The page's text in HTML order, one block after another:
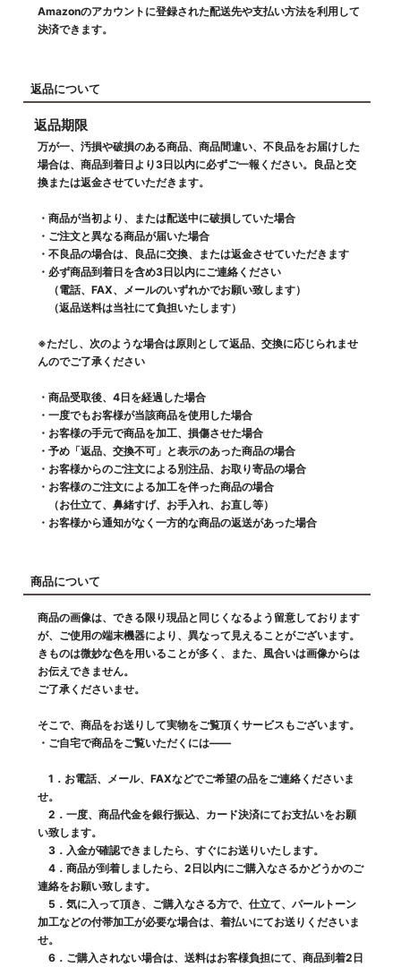
Amazonのアカウントに登録された配送先や支払い方法を利用して
決済できます。
返品について
返品期限
万が一、汚損や破損のある商品、商品間違い、不良品をお届けした
場合は、商品到着日より3日以内に必ずご一報ください。良品と交
換または返金させていただきます。
・商品が当初より、または配送中に破損していた場合
・ご注文と異なる商品が届いた場合
・不良品の場合は、良品に交換、または返金させていただきます
・必ず商品到着日を含め3日以内にご連絡ください
（電話、FAX、メールのいずれかでお願い致します）
（返品送料は当社にて負担いたします）
※ただし、次のような場合は原則として返品、交換に応じられませ
んのでご了承ください
・商品受取後、4日を経過した場合
・一度でもお客様が当該商品を使用した場合
・お客様の手元で商品を加工、損傷させた場合
・予め「返品、交換不可」と表示のあった商品の場合
・お客様からのご注文による別注品、お取り寄品の場合
・お客様のご注文による加工を伴った商品の場合
（お仕立て、鼻緒すげ、お手入れ、お直し等）
・お客様から通知がなく一方的な商品の返送があった場合
商品について
商品の画像は、できる限り現品と同じくなるよう留意しております
が、ご使用の端末機器により、異なって見えることがございます。
きものは微妙な色を用いることが多く、また、風合いは画像からは
お伝えできません。
ご了承くださいませ。
そこで、商品をお送りして実物をご覧頂くサービスもございます。
・ご自宅で商品をご覧いただくには――
1．お電話、メール、FAXなどでご希望の品をご連絡くださいま
せ。
2．一度、商品代金を銀行振込、カード決済にてお支払いをお願
い致します。
3．入金が確認できましたら、すぐにお送りいたします。
4．商品が到着しましたら、2日以内にご購入なさるかどうかのご
連絡をお願い致します。
5．気に入って頂き、ご購入なさる方で、仕立て、パールトーン
加工などの付帯加工が必要な場合は、着払いにてお送りくださいま
せ。
6．ご購入されない場合は、送料はお客様負担にて、商品到着2日